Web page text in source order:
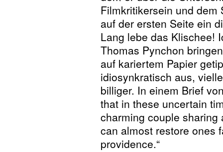
Filmkritikersein und
auf der ersten Seite ein
Lang lebe das Klischee!
Thomas Pynchon
auf kariertem Papier
idiosynkratisch aus,
billiger. In einem Brief
that in these uncertain
charming couple
can almost restore ones
providence.“